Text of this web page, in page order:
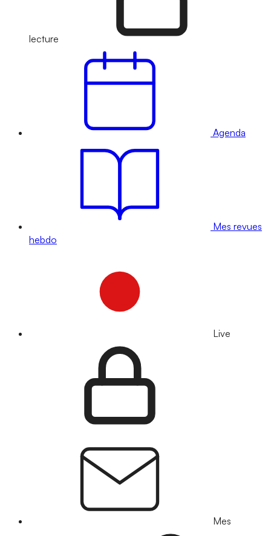
lecture
Agenda
Mes revues
hebdo
Live
Mes